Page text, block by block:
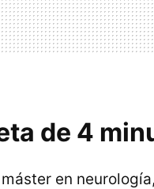
de 4
en